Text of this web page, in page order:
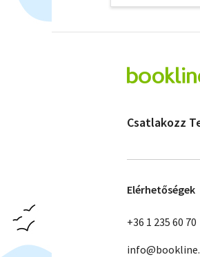
Csatlakozz
Elérhetőségek
+36 1 235 60 70